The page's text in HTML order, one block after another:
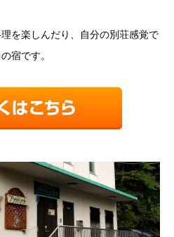
を楽しんだり、自分の別荘感覚で
宿です。